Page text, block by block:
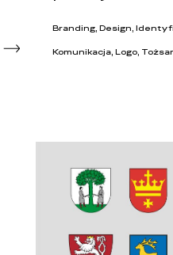
Branding, Design,
Komunikacja, Logo,